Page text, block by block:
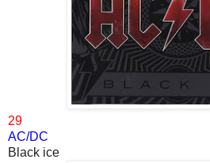
29
AC/DC
Black ice